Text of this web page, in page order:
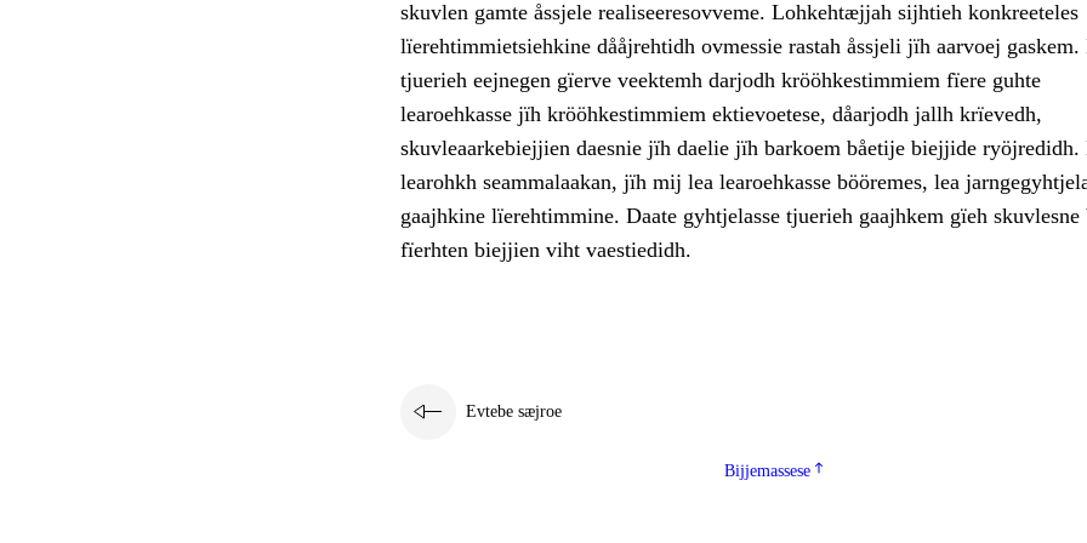
skuvlen gamte åssjele realiseeresovveme. Lohkehtæjjah sijhtieh konkreeteles
lïerehtimmietsiehkine dååjrehtidh ovmessie rastah åssjeli jïh aarvoej gaskem.
tjuerieh eejnegen gïerve veektemh darjodh krööhkestimmiem fïere guhte
learoehkasse jïh krööhkestimmiem ektievoetese, dåarjodh jallh krïevedh,
skuvleaarkebiejjien daesnie jïh daelie jïh barkoem båetije biejjide ryöjredidh.
learohkh seammalaakan, jïh mij lea learoehkasse bööremes, lea
gaajhkine lïerehtimmine. Daate gyhtjelasse tjuerieh gaajhkem gïeh skuvlesne
fïerhten biejjien viht vaestiedidh.
Evtebe sæjroe
Bijjemassese